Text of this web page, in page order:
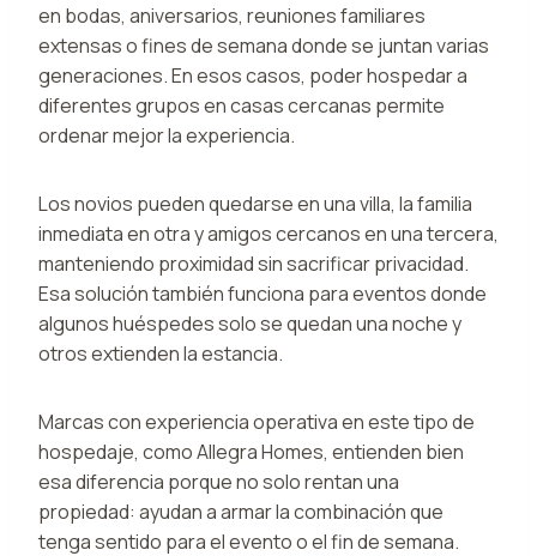
en bodas, aniversarios, reuniones familiares
extensas o fines de semana donde se juntan varias
generaciones. En esos casos, poder hospedar a
diferentes grupos en casas cercanas permite
ordenar mejor la experiencia.
Los novios pueden quedarse en una villa, la familia
inmediata en otra y amigos cercanos en una tercera,
manteniendo proximidad sin sacrificar privacidad.
Esa solución también funciona para eventos donde
algunos huéspedes solo se quedan una noche y
otros extienden la estancia.
Marcas con experiencia operativa en este tipo de
hospedaje, como Allegra Homes, entienden bien
esa diferencia porque no solo rentan una
propiedad: ayudan a armar la combinación que
tenga sentido para el evento o el fin de semana.